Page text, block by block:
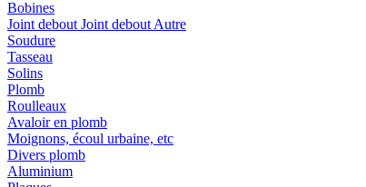
Bobines
Joint debout Joint debout Autre
Soudure
Tasseau
Solins
Plomb
Roulleaux
Avaloir en plomb
Moignons, écoul urbaine, etc
Divers plomb
Aluminium